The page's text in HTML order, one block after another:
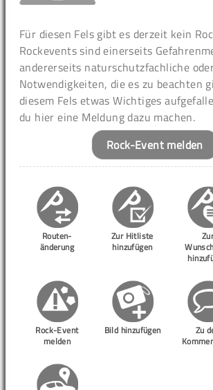
Für diesen Fels gibt es derzeit kein
Rockevents sind einerseits
andererseits naturschutzfachliche
Notwendigkeiten, die es zu beachten
diesem Fels etwas Wichtiges
du hier eine Meldung dazu machen.
Rock-Event melden
Routen-
änderung
Zur Hitliste
hinzufügen
Rock-Event
melden
Bild hinzufügen
Zu